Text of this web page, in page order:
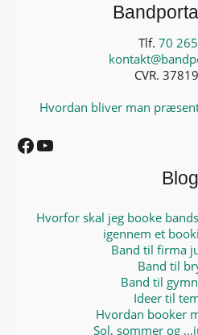
Tlf. 70
CVR.
Hvordan bliver man
Facebook
Blog
Hvorfor skal jeg booke
igennem et
Band til firma
Band til
Band til
Ideer til
Hvordan booker
Sol, sommer og